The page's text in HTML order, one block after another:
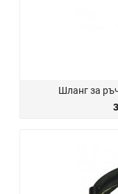
Шланг за